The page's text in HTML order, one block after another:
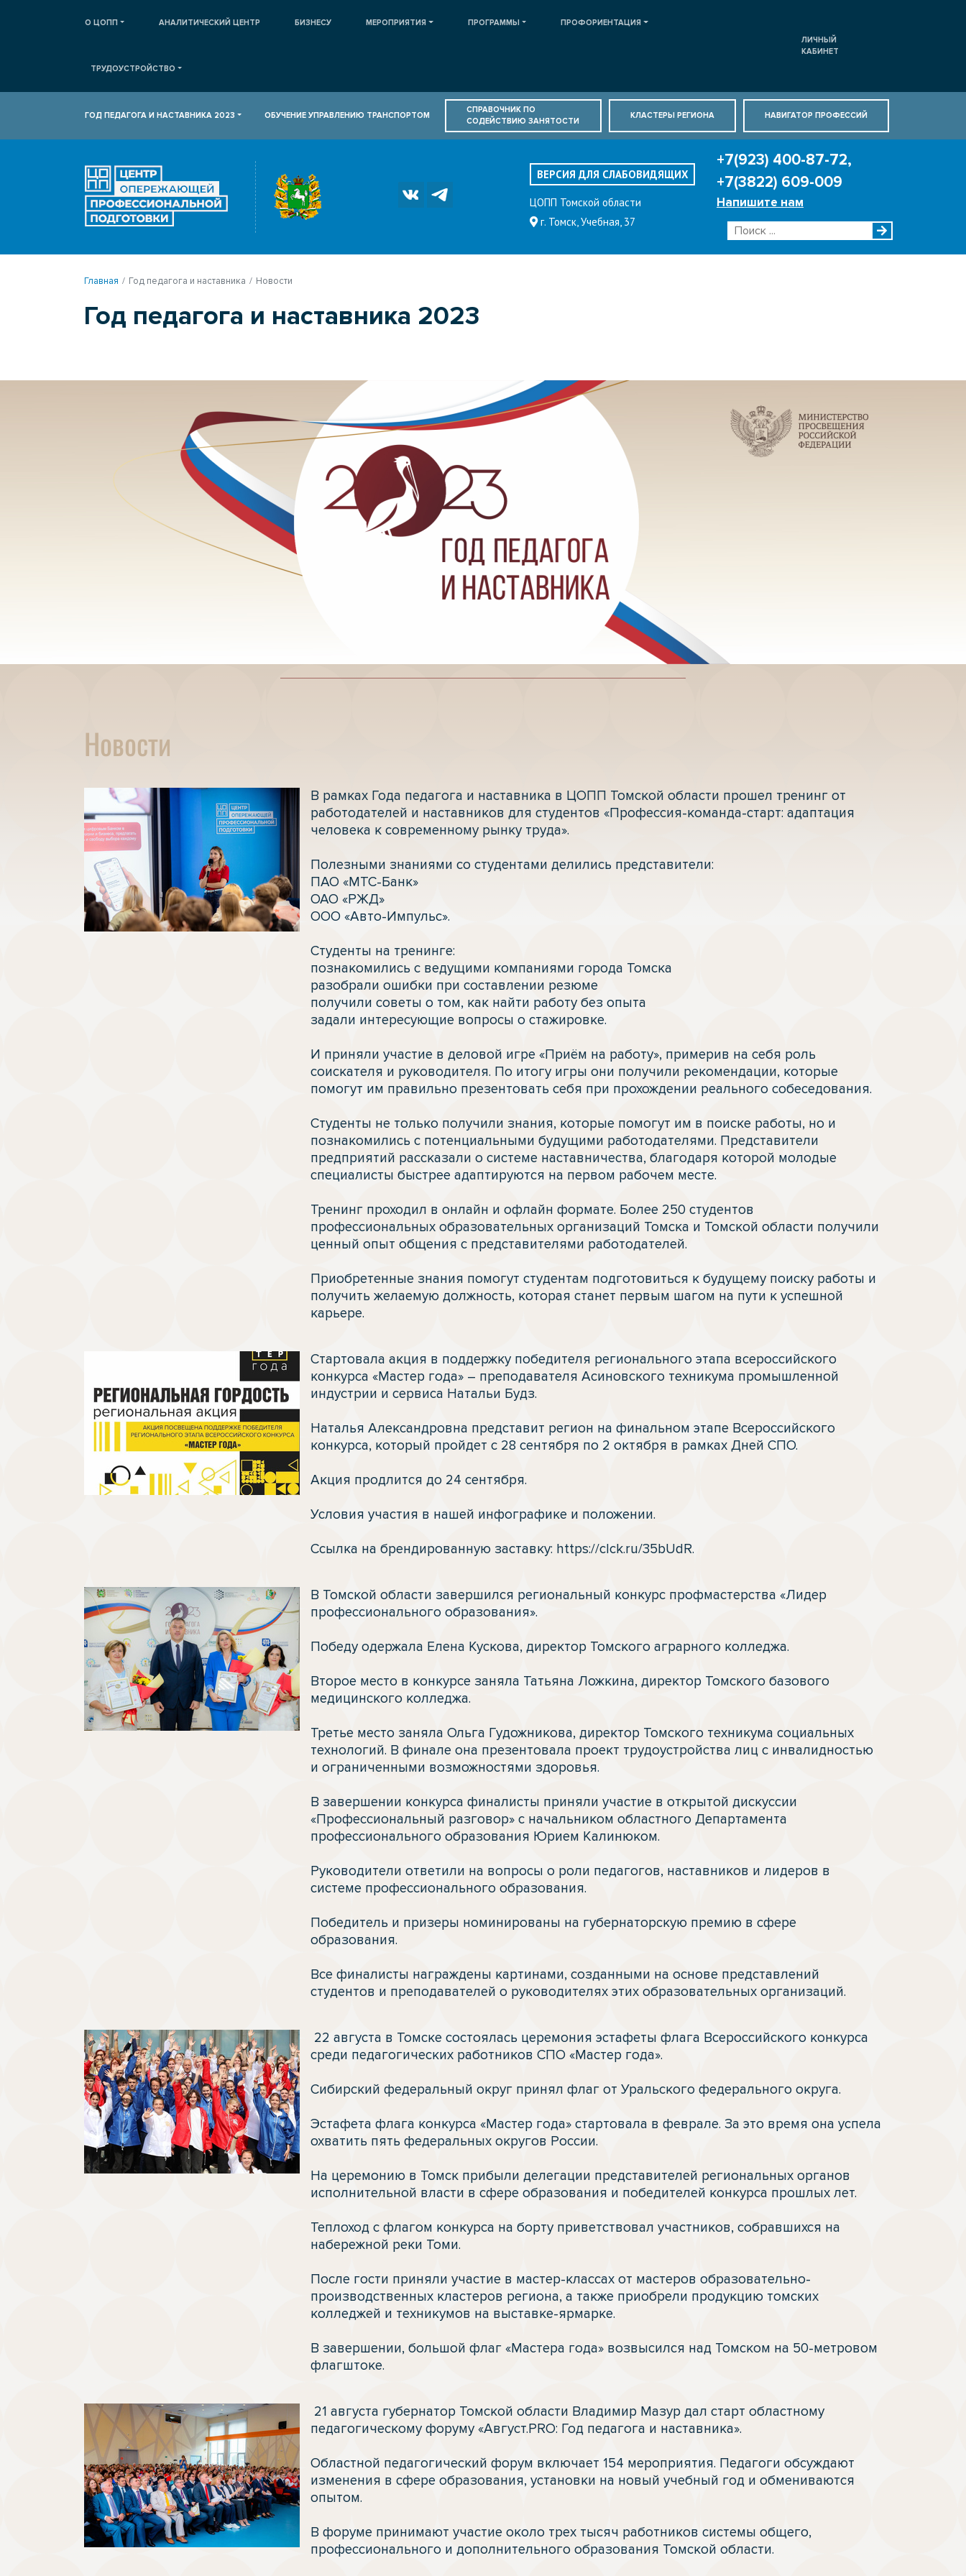
О ЦОПП АНАЛИТИЧЕСКИЙ ЦЕНТР БИЗНЕСУ МЕРОПРИЯТИЯ ПРОГРАММЫ ПРОФОРИЕНТАЦИЯ
ТРУДОУСТРОЙСТВО
ЛИЧНЫЙ
КАБИНЕТ
ГОД ПЕДАГОГА И НАСТАВНИКА 2023 ОБУЧЕНИЕ УПРАВЛЕНИЮ ТРАНСПОРТОМ
СПРАВОЧНИК ПО
СОДЕЙСТВИЮ ЗАНЯТОСТИ
КЛАСТЕРЫ РЕГИОНА НАВИГАТОР ПРОФЕССИЙ
ВЕРСИЯ ДЛЯ СЛАБОВИДЯЩИХ
ЦОПП Томской области
г. Томск, Учебная, 37
+7(923) 400-87-72,
+7(3822) 609-009
Напишите нам
Главная Год педагога и наставника Новости
Год педагога и наставника 2023
Новости
В рамках Года педагога и наставника в ЦОПП Томской области прошел тренинг от
работодателей и наставников для студентов «Профессия-команда-старт: адаптация
человека к современному рынку труда».
Полезными знаниями со студентами делились представители:
ПАО «МТС-Банк»
ОАО «РЖД»
ООО «Авто-Импульс».
Студенты на тренинге:
познакомились с ведущими компаниями города Томска
разобрали ошибки при составлении резюме
получили советы о том, как найти работу без опыта
задали интересующие вопросы о стажировке.
И приняли участие в деловой игре «Приём на работу», примерив на себя роль
соискателя и руководителя. По итогу игры они получили рекомендации, которые
помогут им правильно презентовать себя при прохождении реального собеседования.
Студенты не только получили знания, которые помогут им в поиске работы, но и
познакомились с потенциальными будущими работодателями. Представители
предприятий рассказали о системе наставничества, благодаря которой молодые
специалисты быстрее адаптируются на первом рабочем месте.
Тренинг проходил в онлайн и офлайн формате. Более 250 студентов
профессиональных образовательных организаций Томска и Томской области получили
ценный опыт общения с представителями работодателей.
Приобретенные знания помогут студентам подготовиться к будущему поиску работы и
получить желаемую должность, которая станет первым шагом на пути к успешной
карьере.
Стартовала акция в поддержку победителя регионального этапа всероссийского
конкурса «Мастер года» – преподавателя Асиновского техникума промышленной
индустрии и сервиса Натальи Будз.
Наталья Александровна представит регион на финальном этапе Всероссийского
конкурса, который пройдет с 28 сентября по 2 октября в рамках Дней СПО.
Акция продлится до 24 сентября.
Условия участия в нашей инфографике и положении.
Ссылка на брендированную заставку: https://clck.ru/35bUdR.
В Томской области завершился региональный конкурс профмастерства «Лидер
профессионального образования».
Победу одержала Елена Кускова, директор Томского аграрного колледжа.
Второе место в конкурсе заняла Татьяна Ложкина, директор Томского базового
медицинского колледжа.
Третье место заняла Ольга Гудожникова, директор Томского техникума социальных
технологий. В финале она презентовала проект трудоустройства лиц с инвалидностью
и ограниченными возможностями здоровья.
В завершении конкурса финалисты приняли участие в открытой дискуссии
«Профессиональный разговор» с начальником областного Департамента
профессионального образования Юрием Калинюком.
Руководители ответили на вопросы о роли педагогов, наставников и лидеров в
системе профессионального образования.
Победитель и призеры номинированы на губернаторскую премию в сфере
образования.
Все финалисты награждены картинами, созданными на основе представлений
студентов и преподавателей о руководителях этих образовательных организаций.
среди педагогических работников СПО «Мастер года».
Сибирский федеральный округ принял флаг от Уральского федерального округа.
Эстафета флага конкурса «Мастер года» стартовала в феврале. За это время она успела
охватить пять федеральных округов России.
На церемонию в Томск прибыли делегации представителей региональных органов
исполнительной власти в сфере образования и победителей конкурса прошлых лет.
Теплоход с флагом конкурса на борту приветствовал участников, собравшихся на
набережной реки Томи.
После гости приняли участие в мастер-классах от мастеров образовательно-
производственных кластеров региона, а также приобрели продукцию томских
колледжей и техникумов на выставке-ярмарке.
В завершении, большой флаг «Мастера года» возвысился над Томском на 50-метровом
флагштоке.
педагогическому форуму «Август.PRO: Год педагога и наставника».
Областной педагогический форум включает 154 мероприятия. Педагоги обсуждают
изменения в сфере образования, установки на новый учебный год и обмениваются
опытом.
В форуме принимают участие около трех тысяч работников системы общего,
профессионального и дополнительного образования Томской области.